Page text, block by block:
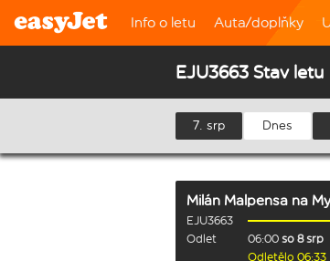
Info o letu Auta/doplňky
EJU3663 Stav letu
7. srp Dnes
Milán Malpensa na
EJU3663
Odlet
06:00 so 8 srp
Odletělo 06:33